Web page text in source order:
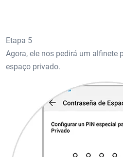
Etapa 5
Agora, ele nos pedirá um alfinete
espaço privado.